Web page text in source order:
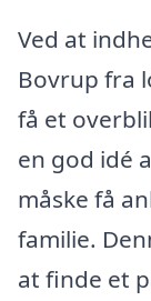
Ved at
Bovrup fra
få et
en god idé
måske få
familie.
at finde et